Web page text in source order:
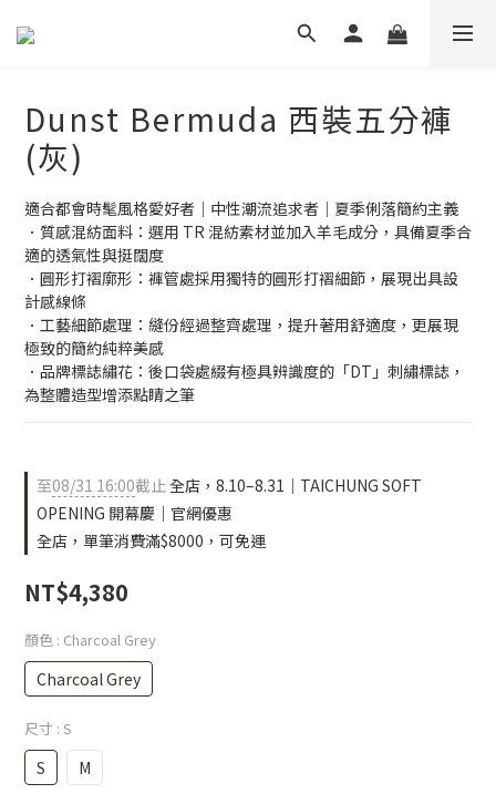
Dunst Bermuda 西裝五分褲
(灰)
適合都會時髦風格愛好者｜中性潮流追求者｜夏季俐落簡約主義
．質感混紡面料：選用 TR 混紡素材並加入羊毛成分，具備夏季合
適的透氣性與挺闊度
．圓形打褶廓形：褲管處採用獨特的圓形打褶細節，展現出具設
計感線條
．工藝細節處理：縫份經過整齊處理，提升著用舒適度，更展現
極致的簡約純粹美感
．品牌標誌繡花：後口袋處綴有極具辨識度的「DT」刺繡標誌，
為整體造型增添點睛之筆
至08/31 16:00截止全店，8.10–8.31｜TAICHUNG SOFT
OPENING 開幕慶｜官網優惠
全店，單筆消費滿$8000，可免運
NT$4,380
顏色 : Charcoal Grey
Charcoal Grey
尺寸 : S
S M